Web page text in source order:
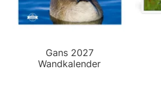
Gans 2027
Wandkalender